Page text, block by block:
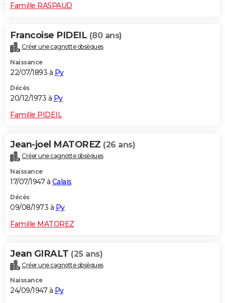
Famille RASPAUD
Francoise PIDEIL (80 ans)
Créer une cagnotte obsèques
Naissance
22/07/1893 à Py
Décès
20/12/1973 à Py
Famille PIDEIL
Jean-joel MATOREZ (26 ans)
Créer une cagnotte obsèques
Naissance
17/07/1947 à Calais
Décès
09/08/1973 à Py
Famille MATOREZ
Jean GIRALT (25 ans)
Créer une cagnotte obsèques
Naissance
24/09/1947 à Py